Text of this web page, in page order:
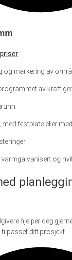
og markering av
av
med festplate eller
og
hjelper deg
ditt prosjekt